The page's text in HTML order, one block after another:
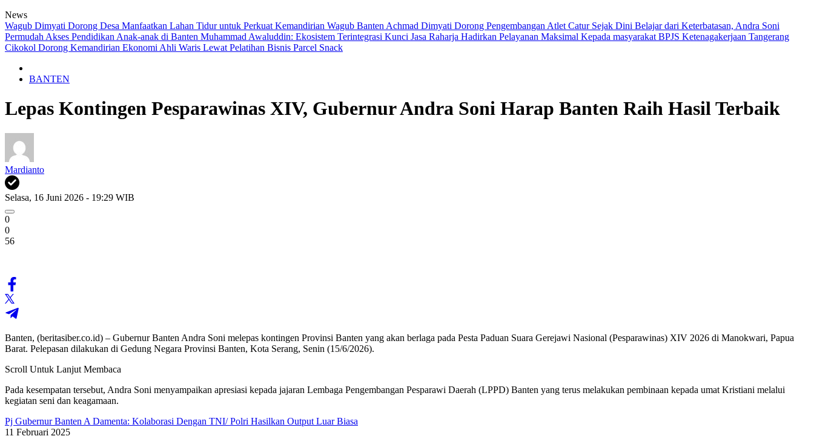
News
Wagub Dimyati Dorong Desa Manfaatkan Lahan Tidur untuk Perkuat Kemandirian Wagub Banten Achmad Dimyati Dorong Pengembangan Atlet Catur Sejak Dini Belajar dari Keterbatasan, Andra Soni
Permudah Akses Pendidikan Anak-anak di Banten Muhammad Awaluddin: Ekosistem Terintegrasi Kunci Jasa Raharja Hadirkan Pelayanan Maksimal Kepada masyarakat BPJS Ketenagakerjaan Tangerang
Cikokol Dorong Kemandirian Ekonomi Ahli Waris Lewat Pelatihan Bisnis Parcel Snack
BANTEN
Lepas Kontingen Pesparawinas XIV, Gubernur Andra Soni Harap Banten Raih Hasil Terbaik
Mardianto
Selasa, 16 Juni 2026 - 19:29 WIB
0
0
56
Banten, (beritasiber.co.id) – Gubernur Banten Andra Soni melepas kontingen Provinsi Banten yang akan berlaga pada Pesta Paduan Suara Gerejawi Nasional (Pesparawinas) XIV 2026 di Manokwari, Papua
Barat. Pelepasan dilakukan di Gedung Negara Provinsi Banten, Kota Serang, Senin (15/6/2026).
Scroll Untuk Lanjut Membaca
Pada kesempatan tersebut, Andra Soni menyampaikan apresiasi kepada jajaran Lembaga Pengembangan Pesparawi Daerah (LPPD) Banten yang terus melakukan pembinaan kepada umat Kristiani melalui
kegiatan seni dan keagamaan.
Pj Gubernur Banten A Damenta: Kolaborasi Dengan TNI/ Polri Hasilkan Output Luar Biasa
11 Februari 2025